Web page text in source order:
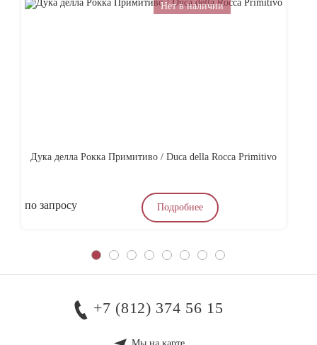
Нет в наличии
Дука делла Рокка Примитиво / Duca della Rocca Primitivo
по запросу Подробнее
+7 (812) 374 56 15